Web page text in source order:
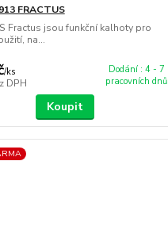
FRACTUS
Fractus jsou funkční kalhoty pro
na...
/ks
DPH
Dodání : 4 - 7
pracovních dnů
Koupit